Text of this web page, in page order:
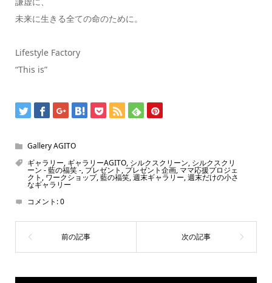
未来に生きる全ての命のために。
Lifestyle Factory
“This is”
Gallery AGITO
ギャラリー, ギャラリーAGITO, シルクスクリーン, シルクスクリ
ーン - 藍の福笑 -,プレゼント , プレゼント企画, ママ応援プロジェ
クト , ワークショップ,藍の福笑,週末ギャラリー,週末だけの小さ
なギャラリー
コメント:0